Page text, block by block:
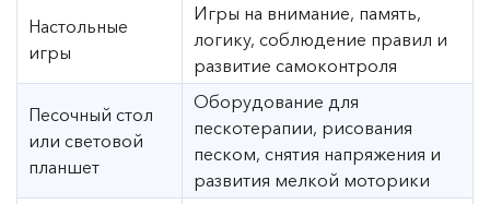
Настольные
игры
Игры на внимание, память,
логику, соблюдение правил и
развитие самоконтроля
Песочный стол
или световой
планшет
Оборудование для
пескотерапии, рисования
песком, снятия напряжения и
развития мелкой моторики